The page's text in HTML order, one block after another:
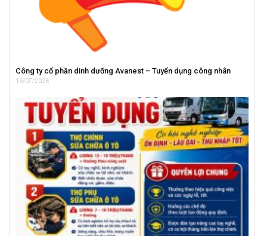
Công ty cổ phần dinh dưỡng Avanest – Tuyển dụng công nhân
16/07/2026